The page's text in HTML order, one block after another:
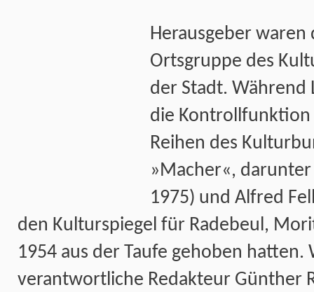
Herausgeber waren
Ortsgruppe des
der Stadt. Während
die Kontrollfunktion
Reihen des
»Macher«,
1975) und Alfred
den Kulturspiegel für Radebeul,
1954 aus der Taufe gehoben hatten.
verantwortliche Redakteur Günther